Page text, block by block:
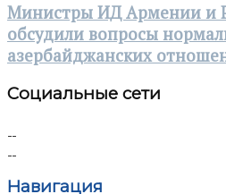
Министры ИД Армении и
обсудили вопросы
азербайджанских
Социальные сети
Навигация